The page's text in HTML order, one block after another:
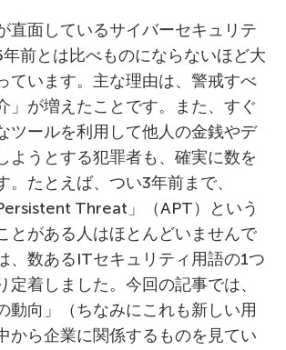
直面しているサイバーセキュリテ
年前とは比べものにならないほど大
ています。主な理由は、警戒すべ
」が増えたことです。また、すぐ
ツールを利用して他人の金銭やデ
ようとする犯罪者も、確実に数を
。たとえば、つい3年前まで、
Threat」（APT）という
とがある人はほとんどいませんで
、数あるITセキュリティ用語の1つ
定着しました。今回の記事では、
動向」（ちなみにこれも新しい用
から企業に関係するものを見てい